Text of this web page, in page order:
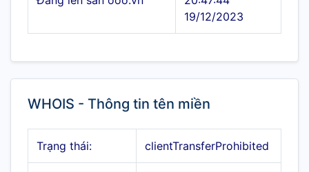
19/12/2023
WHOIS - Thông tin tên miền
Trạng thái: clientTransferProhibited